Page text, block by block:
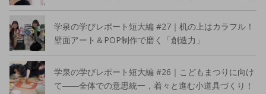
学泉の学びレポート短大編 #27｜机の上はカラフル！
壁面アート＆POP制作で磨く「創造力」
学泉の学びレポート短大編 #26｜こどもまつりに向け
て――全体での意思統一，着々と進む小道具づくり！